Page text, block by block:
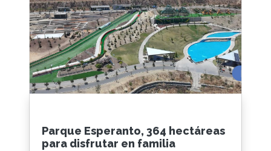
Parque Esperanto, 364 hectáreas
para disfrutar en familia